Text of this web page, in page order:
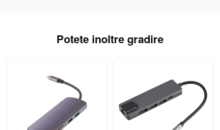
Potete inoltre gradire